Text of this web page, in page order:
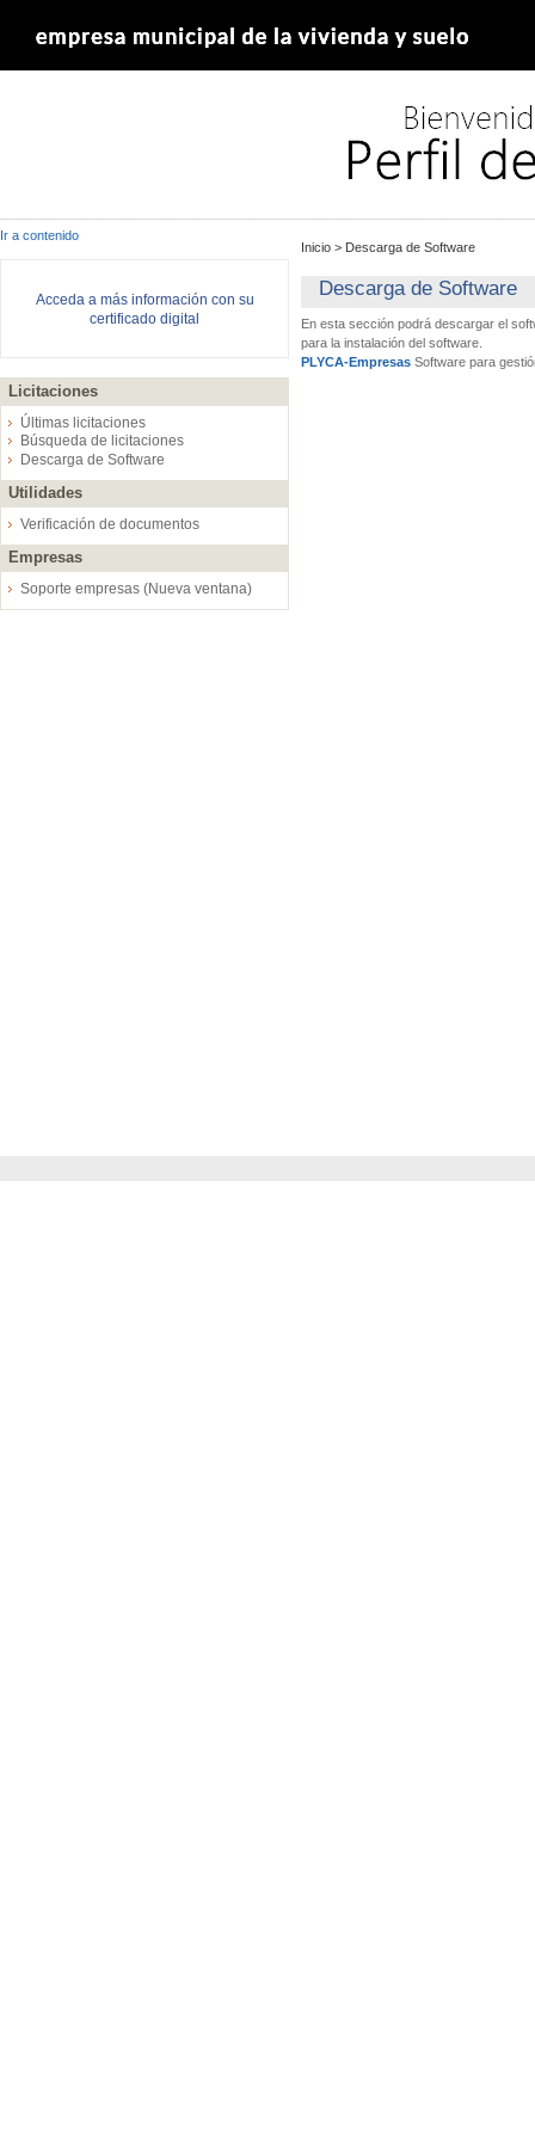
Ir a contenido
Acceda a más información con su
certificado digital
Licitaciones
Últimas licitaciones
Búsqueda de licitaciones
Descarga de Software
Utilidades
Verificación de documentos
Empresas
Soporte empresas (Nueva ventana)
Inicio > Descarga de Software
Descarga de Software
En esta sección podrá descargar el
para la instalación del software.
PLYCA-Empresas Software para